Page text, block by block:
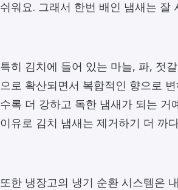
쉬워요. 그래서 한번 배인 냄새는 잘
특히 김치에 들어 있는 마늘, 파, 젓
으로 확산되면서 복합적인 향으로
수록 더 강하고 독한 냄새가 되는 거
이유로 김치 냄새는 제거하기 더 까
또한 냉장고의 냉기 순환 시스템은